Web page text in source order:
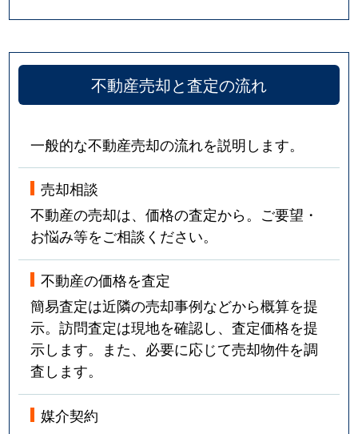
不動産売却と査定の流れ
一般的な不動産売却の流れを説明します。
売却相談
不動産の売却は、価格の査定から。ご要望・
お悩み等をご相談ください。
不動産の価格を査定
簡易査定は近隣の売却事例などから概算を提
示。訪問査定は現地を確認し、査定価格を提
示します。また、必要に応じて売却物件を調
査します。
媒介契約